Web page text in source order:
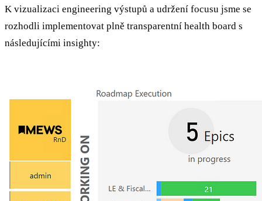
K vizualizaci engineering výstupů a udržení focusu jsme se
rozhodli implementovat plně transparentní health board s
následujícími insighty: